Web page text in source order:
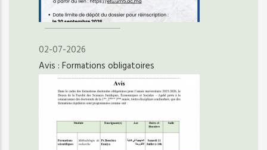
02-07-2026
Avis : Formations obligatoires